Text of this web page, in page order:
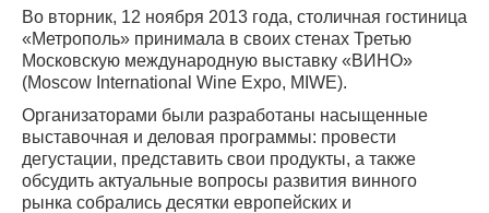
Во вторник, 12 ноября 2013 года, столичная гостиница
«Метрополь» принимала в своих стенах Третью
Московскую международную выставку «ВИНО»
(Moscow International Wine Expo, MIWE).
Организаторами были разработаны насыщенные
выставочная и деловая программы: провести
дегустации, представить свои продукты, а также
обсудить актуальные вопросы развития винного
рынка собрались десятки европейских и